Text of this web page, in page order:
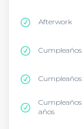
Afterwork
Cumpleaños
Cumpleaños
Cumpleaños
años